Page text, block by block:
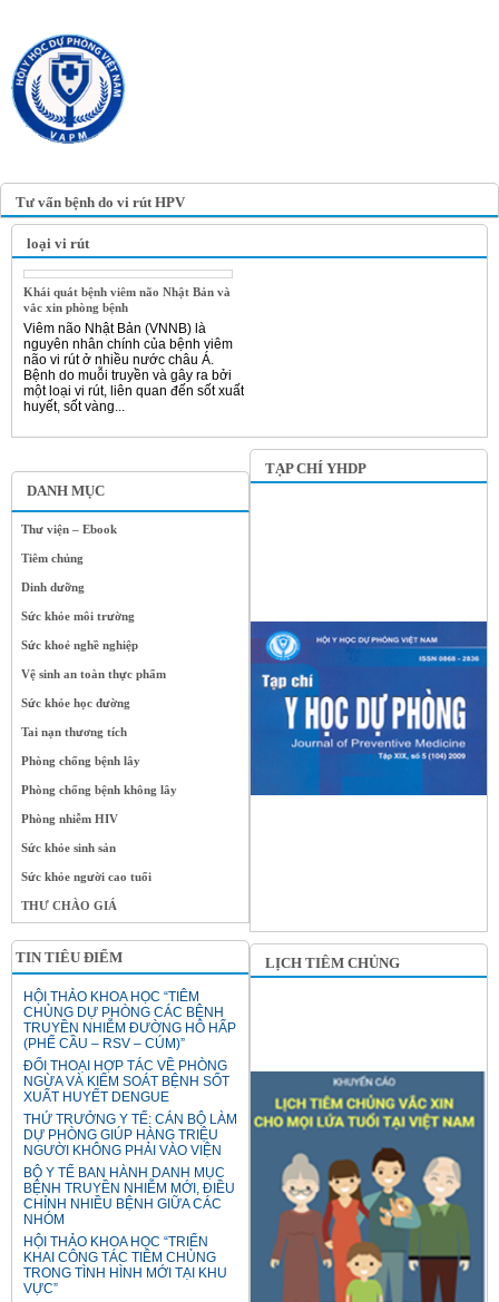
Tư vấn bệnh do vi rút HPV
DANH MỤC
Thư viện – Ebook
Tiêm chủng
Dinh dưỡng
Sức khỏe môi trường
Sức khoẻ nghề nghiệp
Vệ sinh an toàn thực phẩm
Sức khỏe học đường
Tai nạn thương tích
Phòng chống bệnh lây
Phòng chống bệnh không lây
Phòng nhiễm HIV
Sức khỏe sinh sản
Sức khỏe người cao tuổi
THƯ CHÀO GIÁ
TIN TIÊU ĐIỂM
HỘI THẢO KHOA HỌC “TIÊM
CHỦNG DỰ PHÒNG CÁC BỆNH
TRUYỀN NHIỄM ĐƯỜNG HÔ HẤP
(PHẾ CẦU – RSV – CÚM)”
ĐỐI THOẠI HỢP TÁC VỀ PHÒNG
NGỪA VÀ KIỂM SOÁT BỆNH SỐT
XUẤT HUYẾT DENGUE
THỨ TRƯỞNG Y TẾ: CÁN BỘ LÀM
DỰ PHÒNG GIÚP HÀNG TRIỆU
NGƯỜI KHÔNG PHẢI VÀO VIỆN
BỘ Y TẾ BAN HÀNH DANH MỤC
BỆNH TRUYỀN NHIỄM MỚI, ĐIỀU
CHỈNH NHIỀU BỆNH GIỮA CÁC
NHÓM
HỘI THẢO KHOA HỌC “TRIỂN
KHAI CÔNG TÁC TIÊM CHỦNG
TRONG TÌNH HÌNH MỚI TẠI KHU
VỰC”
loại vi rút
Khái quát bệnh viêm não Nhật Bản và
vắc xin phòng bệnh
Viêm não Nhật Bản (VNNB) là
nguyên nhân chính của bệnh viêm
não vi rút ở nhiều nước châu Á.
Bệnh do muỗi truyền và gây ra bởi
một loại vi rút, liên quan đến sốt xuất
huyết, sốt vàng...
TẠP CHÍ YHDP
LỊCH TIÊM CHỦNG